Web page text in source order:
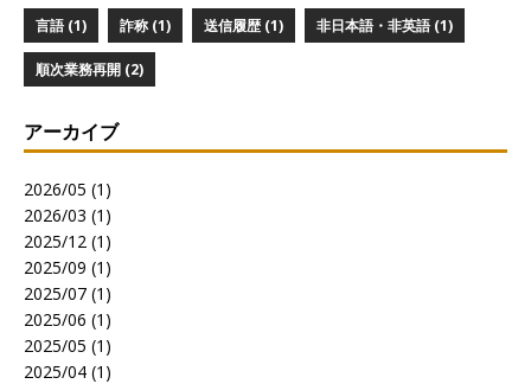
言語 (1) 詐称 (1) 送信履歴 (1) 非日本語・非英語 (1)
順次業務再開 (2)
アーカイブ
2026/05 (1)
2026/03 (1)
2025/12 (1)
2025/09 (1)
2025/07 (1)
2025/06 (1)
2025/05 (1)
2025/04 (1)